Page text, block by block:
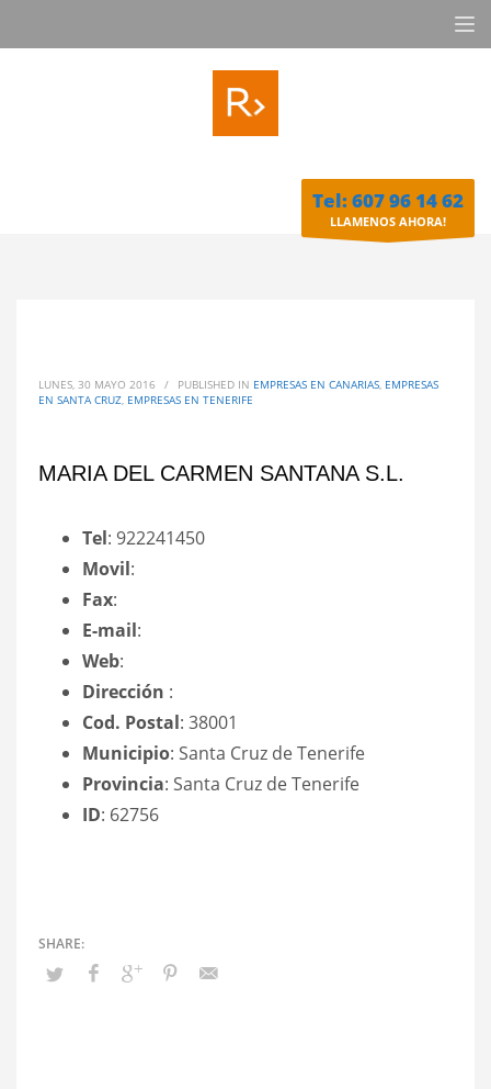
Tel: 607 96 14 62
LLAMENOS AHORA!
LUNES, 30 MAYO 2016 / PUBLISHED IN EMPRESAS EN CANARIAS, EMPRESAS
EN SANTA CRUZ, EMPRESAS EN TENERIFE
MARIA DEL CARMEN SANTANA S.L.
Tel: 922241450
Movil:
Fax:
E-mail:
Web:
Dirección :
Cod. Postal: 38001
Municipio: Santa Cruz de Tenerife
Provincia: Santa Cruz de Tenerife
ID: 62756